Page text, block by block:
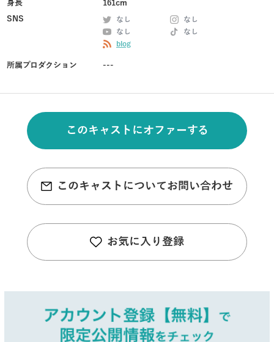
身長
161cm
SNS
なし
なし
なし
なし
blog
所属プロダクション ---
このキャストにオファーする
このキャストについてお問い合わせ
お気に入り登録